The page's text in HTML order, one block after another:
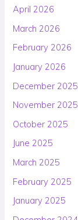
April 2026
March 2026
February 2026
January 2026
December 2025
November 2025
October 2025
June 2025
March 2025
February 2025
January 2025